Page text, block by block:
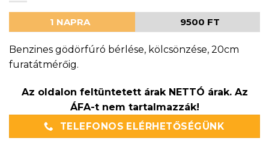
1 NAPRA 9500 FT
Benzines gödörfúró bérlése, kölcsönzése, 20cm
furatátmérőig.
Az oldalon feltüntetett árak NETTÓ árak. Az
ÁFA-t nem tartalmazzák!
TELEFONOS ELÉRHETŐSÉGÜNK